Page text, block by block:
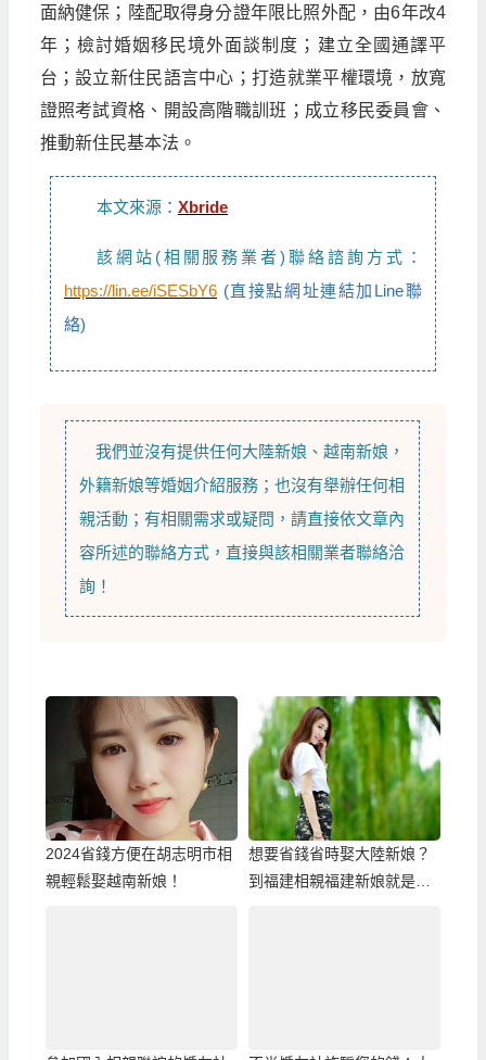
面納健保；陸配取得身分證年限比照外配，由6年改4
年；檢討婚姻移民境外面談制度；建立全國通譯平
台；設立新住民語言中心；打造就業平權環境，放寬
證照考試資格、開設高階職訓班；成立移民委員會、
推動新住民基本法。
本文來源： Xbride
該網站(相關服務業者)聯絡諮詢方式：
https://lin.ee/iSESbY6(直接點網址連結加Line聯
絡)
我們並沒有提供任何大陸新娘 、越南新娘 ，
外籍新娘等婚姻介紹服務；也沒有舉辦任何相
親活動；有相關需求或疑問，請直接依文章內
容所述的聯絡方式，直接與該相關業者聯絡洽
詢！
2024省錢方便在胡志明市相
親輕鬆娶越南新娘！
想要省錢省時娶大陸新娘？
到福建相親福建新娘就是最